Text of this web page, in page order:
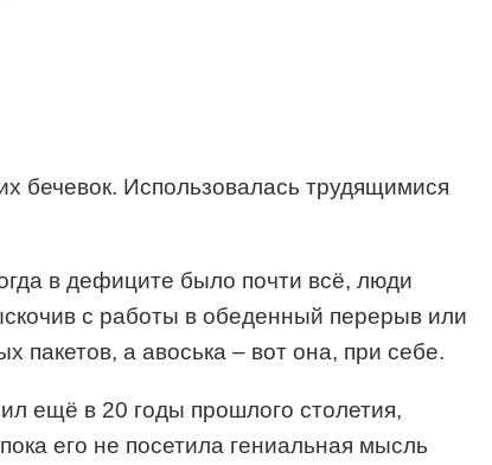
бечевок. Использовалась трудящимися
в дефиците было почти всё, люди
с работы в обеденный перерыв или
а авоська – вот она, при себе.
ещё в 20 годы прошлого столетия,
его не посетила гениальная мысль